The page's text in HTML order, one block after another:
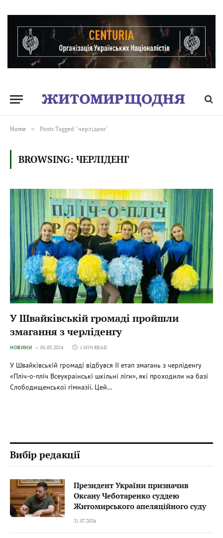
Home » Posts Tagged "черліденг"
BROWSING: ЧЕРЛІДЕНГ
У Швайківській громаді пройшли
змагання з черліденгу
НОВИНИ 05.03.2024 1 MIN READ
У Швайківській громаді відбувся ІІ етап змагань з черліденгу
«Пліч-о-пліч Всеукраїнські шкільні ліги», які проходили на базі
Слободищенської гімназії. Цей…
Вибір редакції
Президент України призначив
Оксану Чеботаренко суддею
Житомирського апеляційного суду
31.07.2026